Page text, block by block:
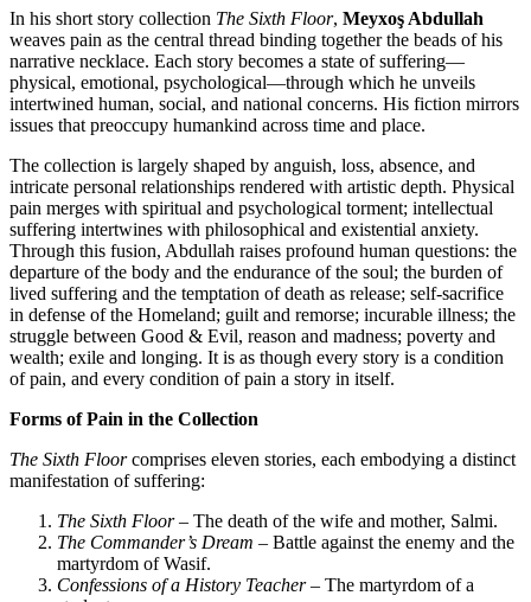
In his short story collectionThe Sixth
weaves pain as the central thread
narrative necklace. Each story becomes
physical, emotional,
intertwined human, social, and national
issues that preoccupy humankind across
The collection is largely shaped by
intricate personal relationships rendered
pain merges with spiritual and
suffering intertwines with philosophical
Through this fusion, Abdullah raises
departure of the body and the
lived suffering and the temptation of
in defense of the Homeland; guilt and
struggle between Good & Evil, reason
wealth; exile and longing. It is as
of pain, and every condition of pain a
Forms of Pain in the Collection
The Sixth Floorcomprises eleven
The Sixth Floor – The death of
The Commander’s Dream– Battle
Confessions of a History Teacher